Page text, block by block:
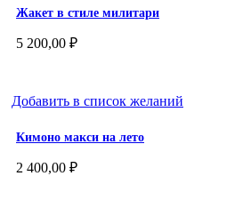
Жакет в стиле милитари
5 200,00 ₽
Добавить в список желаний
Кимоно макси на лето
2 400,00 ₽